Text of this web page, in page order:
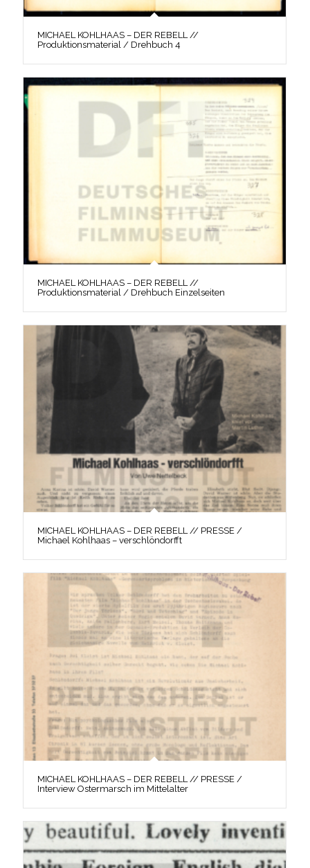
MICHAEL KOHLHAAS – DER REBELL //
Produktionsmaterial / Drehbuch 4
MICHAEL KOHLHAAS – DER REBELL //
Produktionsmaterial / Drehbuch Einzelseiten
MICHAEL KOHLHAAS – DER REBELL // PRESSE /
Michael Kohlhaas – verschlöndorfft
MICHAEL KOHLHAAS – DER REBELL // PRESSE /
Interview Ostermarsch im Mittelalter